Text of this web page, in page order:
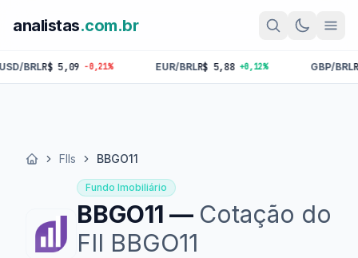
analistas.com.br
5,09 -0,21% EUR/BRL R$ 5,88 +0,12% GBP/BRL R$ 6,87
Início FIIs BBGO11
Fundo Imobiliário
BBGO11 — Cotação do
FII BBGO11